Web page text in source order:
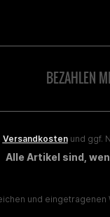
BEZAHLEN
Versandkostenund ggf.
Alle Artikel sind,
und